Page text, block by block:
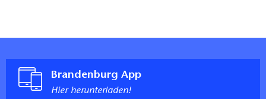
Brandenburg App
Hier herunterladen!